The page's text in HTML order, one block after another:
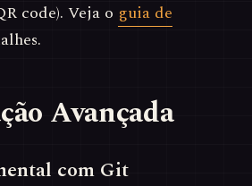
code). Veja o guia de
Avançada
com Git